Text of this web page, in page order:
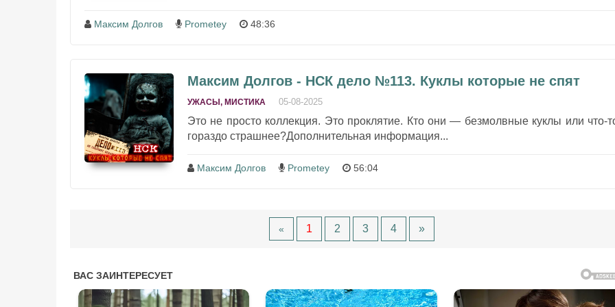
Максим Долгов Prometey 48:36
Максим Долгов - НСК дело №113. Куклы которые не спят
УЖАСЫ, МИСТИКА 05-08-2025
Это не просто коллекция. Это проклятие. Кто они — безмолвные куклы или что-
гораздо страшнее?Дополнительная информация...
Максим Долгов Prometey 56:04
« 1 2 3 4 »